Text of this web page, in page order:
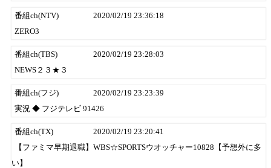
番組ch(NTV)
2020/02/19 23:36:18
ZERO3
番組ch(TBS)
2020/02/19 23:28:03
NEWS２３★３
番組ch(フジ)
2020/02/19 23:23:39
実況 ◆ フジテレビ 91426
番組ch(TX)
2020/02/19 23:20:41
【ファミマ早期退職】WBS☆SPORTSウオッチャー10828【予想外に多
い】